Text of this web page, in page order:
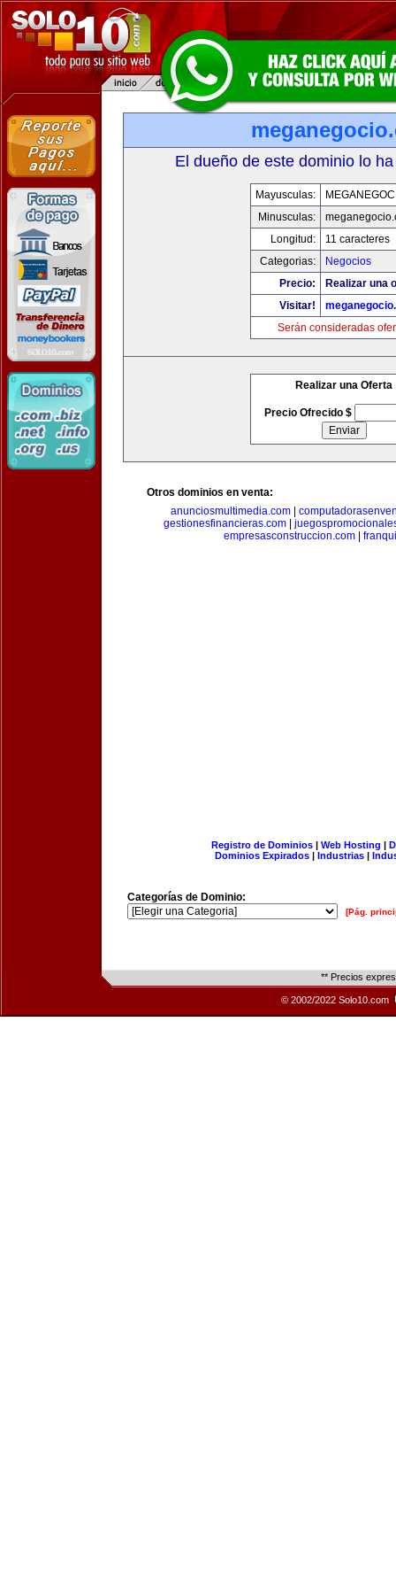
El dueño de este dominio lo
Mayusculas:
Minusculas:
Longitud:
11 caracteres
Categorias:
Negocios
Precio:
Realizar una
Visitar!
Serán consideradas
Realizar una Oferta
Precio Ofrecido $
Otros dominios en venta:
anunciosmultimedia.com
gestionesfinancieras.com
empresasconstruccion.com|
Registro de Dominios| Web Hosting |
Dominios Expirados | Industrias |
Categorías de Dominio:
[Pág.
** Precios
© 2002/2022 Solo10.com